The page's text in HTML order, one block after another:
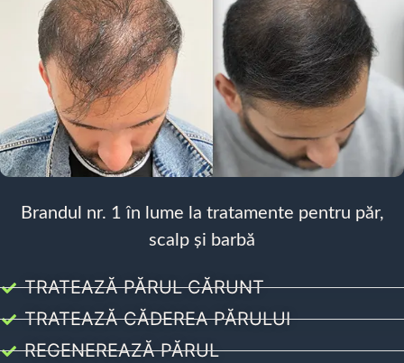
Brandul nr. 1 în lume la tratamente pentru păr,
scalp și barbă
TRATEAZĂ PĂRUL CĂRUNT
TRATEAZĂ CĂDEREA PĂRULUI
REGENEREAZĂ PĂRUL